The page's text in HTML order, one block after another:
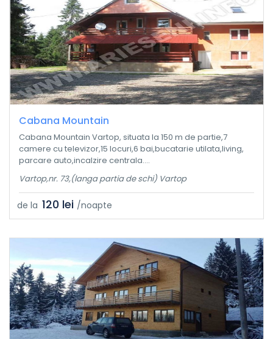
Cabana Mountain
Vartop,nr. 73,(langa partia de schi) Vartop
Cabana Mountain Vartop, situata la 150 m de partie,7
camere cu televizor,15 locuri,6 bai,bucatarie utilata,living,
parcare auto,incalzire centrala....
de la 120 lei /noapte